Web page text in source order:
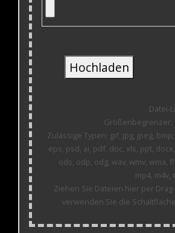
Hochladen
Datei-
Größenbegrenzer:
Zulässige Typen: gif, jpg, jpeg,
eps, psd, ai, pdf, doc, xls, ppt,
ods, odp, odg, wav, wmv, wma,
mp4, m4v,
Ziehen Sie Dateien hier per
verwenden Sie die